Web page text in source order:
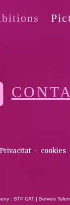
- cookies
: STP.CAT | Serveis